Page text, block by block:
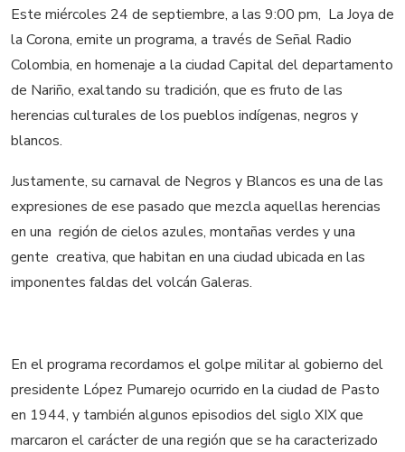
Este miércoles 24 de septiembre, a las 9:00 pm, La Joya de
la Corona, emite un programa, a través de Señal Radio
Colombia, en homenaje a la ciudad Capital del departamento
de Nariño, exaltando su tradición, que es fruto de las
herencias culturales de los pueblos indígenas, negros y
blancos.
Justamente, su carnaval de Negros y Blancos es una de las
expresiones de ese pasado que mezcla aquellas herencias
en una región de cielos azules, montañas verdes y una
gente creativa, que habitan en una ciudad ubicada en las
imponentes faldas del volcán Galeras.
En el programa recordamos el golpe militar al gobierno del
presidente López Pumarejo ocurrido en la ciudad de Pasto
en 1944, y también algunos episodios del siglo XIX que
marcaron el carácter de una región que se ha caracterizado